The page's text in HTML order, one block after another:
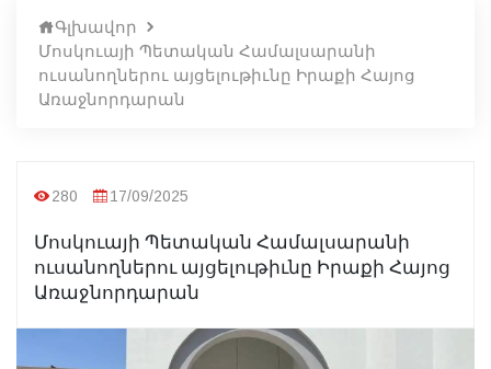
Գլխավոր
Մոսկուայի Պետական Համալսարանի
ուսանողներու այցելութիւնը Իրաքի Հայոց
Առաջնորդարան
280 17/09/2025
Մոսկուայի Պետական Համալսարանի
ուսանողներու այցելութիւնը Իրաքի Հայոց
Առաջնորդարան